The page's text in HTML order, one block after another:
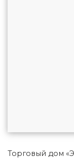
Торговый дом